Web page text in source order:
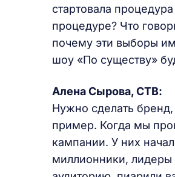
стартовала
процедуре? Что
почему эти выборы
шоу «По существу»
Алена Сырова, СТВ:
Нужно сделать
пример. Когда мы
кампании. У них
миллионники,